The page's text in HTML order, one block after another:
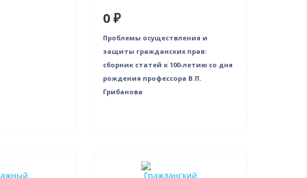
0 ₽
Проблемы осуществления и
защиты гражданских прав:
сборник статей к 100-летию со дня
рождения профессора В.П.
Грибанова
Нет в наличии